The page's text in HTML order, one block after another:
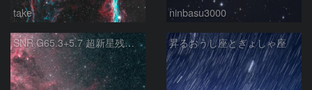
take ninbasu3000
SNR G65.3+5.7 超新星残骸 アルビレオ周辺 はくちょう座 昇るおうし座とぎょしゃ座